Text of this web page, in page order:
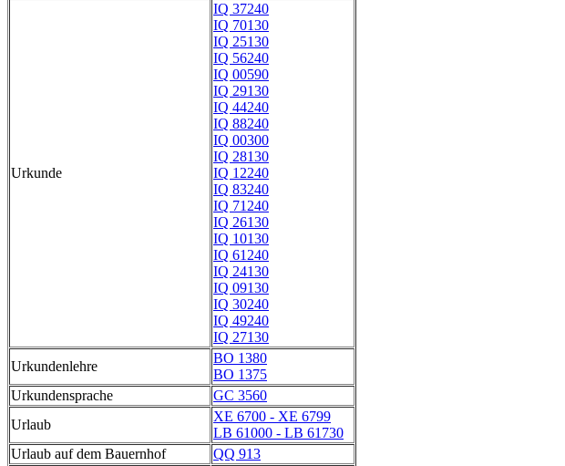
Urkunde
IQ 37240
IQ 70130
IQ 25130
IQ 56240
IQ 00590
IQ 29130
IQ 44240
IQ 88240
IQ 00300
IQ 28130
IQ 12240
IQ 83240
IQ 71240
IQ 26130
IQ 10130
IQ 61240
IQ 24130
IQ 09130
IQ 30240
IQ 49240
IQ 27130
Urkundenlehre
BO 1380
BO 1375
Urkundensprache
GC 3560
Urlaub
XE 6700 - XE 6799
LB 61000 - LB 61730
Urlaub auf dem Bauernhof
QQ 913